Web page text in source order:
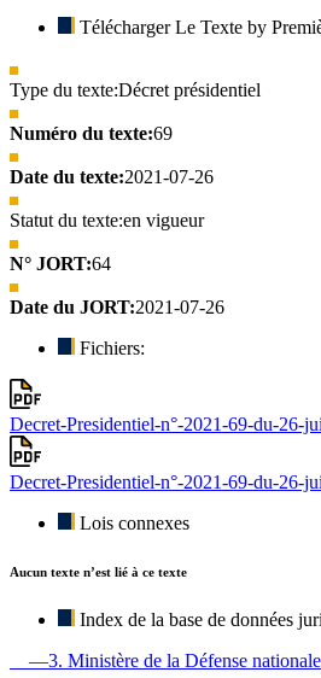
Télécharger Le Texte by
Type du texte:Décret présidentiel
Numéro du texte:69
Date du texte:2021-07-26
Statut du texte:en vigueur
N° JORT:64
Date du JORT:2021-07-26
Fichiers:
Decret-Presidentiel-n°-2021-69-du-26-
Decret-Presidentiel-n°-2021-69-du-26-
Lois connexes
Aucun texte n’est lié à ce texte
Index de la base de données
—3. Ministère de la Défense nationale